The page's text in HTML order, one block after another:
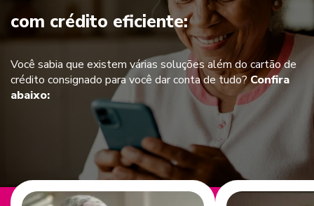
com crédito eficiente:
Você sabia que existem várias soluções além do cartão de
crédito consignado para você dar conta de tudo?Confira
abaixo: